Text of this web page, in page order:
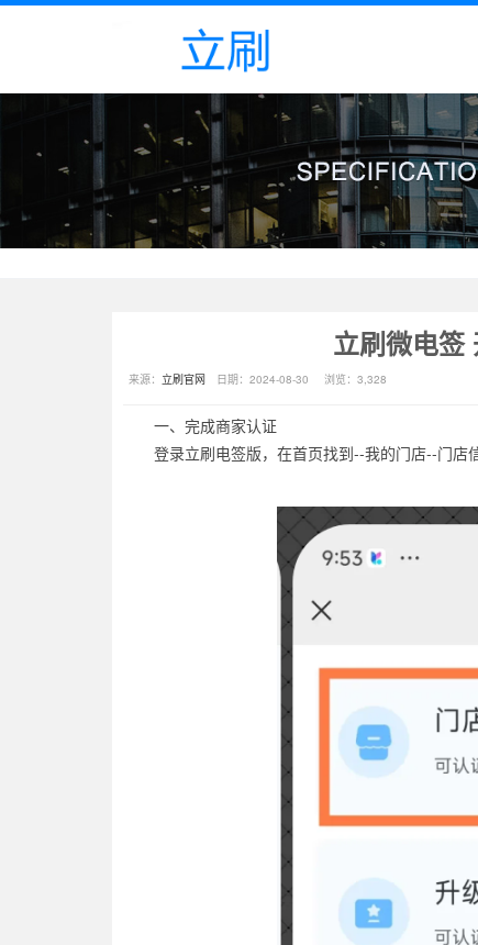
立刷微电签
来源： 立刷官网 日期： 2024-08-30 浏览： 3,328
一、完成商家认证
登录立刷电签版，在首页找到--我的门店--门店